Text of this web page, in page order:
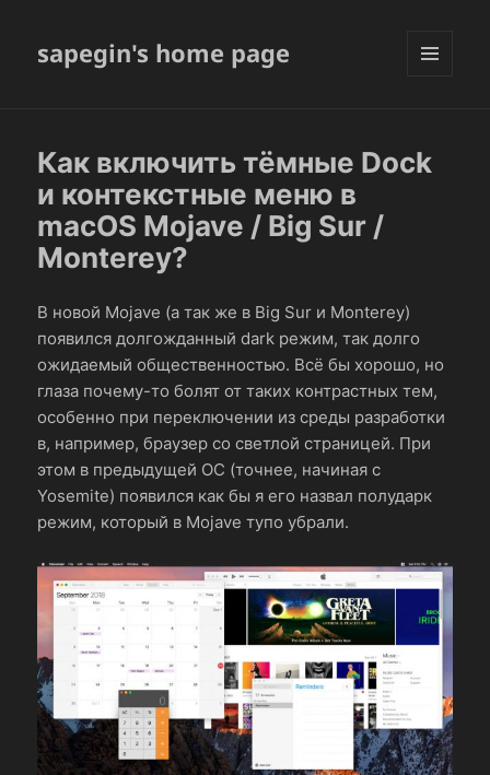
sapegin's home page
Как включить тёмные Dock
и контекстные меню в
macOS Mojave / Big Sur /
Monterey?
В новой Mojave (а так же в Big Sur и Monterey)
появился долгожданный dark режим, так долго
ожидаемый общественностью. Всё бы хорошо, но
глаза почему-то болят от таких контрастных тем,
особенно при переключении из среды разработки
в, например, браузер со светлой страницей. При
этом в предыдущей ОС (точнее, начиная с
Yosemite) появился как бы я его назвал полударк
режим, который в Mojave тупо убрали.